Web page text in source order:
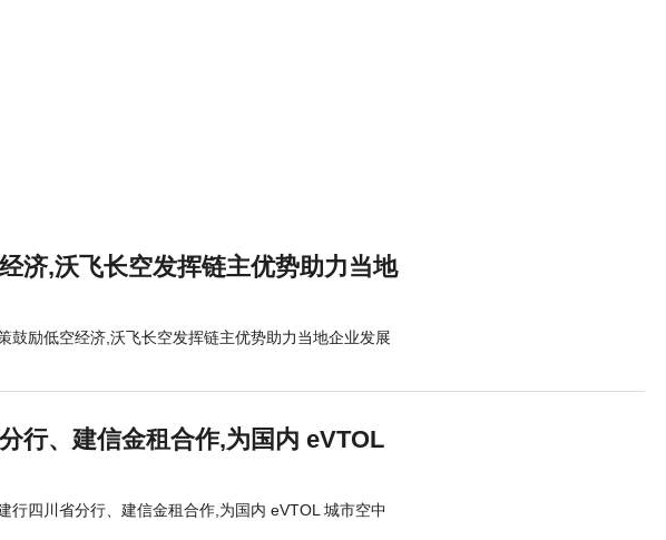
济,沃飞长空发挥链主优势助力当地
鼓励低空经济,沃飞长空发挥链主优势助力当地企业发展
行、建信金租合作,为国内 eVTOL
行四川省分行、建信金租合作,为国内 eVTOL 城市空中